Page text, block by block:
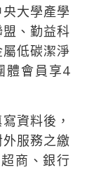
大學產學
、勤益科
低碳潔淨
體會員享4
資料後，
服務之繳
商、銀行